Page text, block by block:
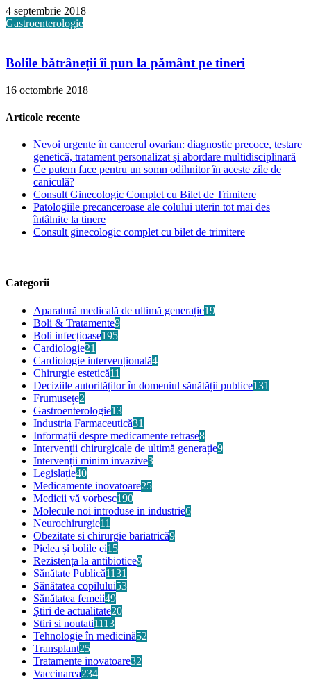
4 septembrie 2018
Gastroenterologie
Bolile bătrâneții îi pun la pământ pe tineri
16 octombrie 2018
Articole recente
Nevoi urgente în cancerul ovarian: diagnostic precoce, testare
genetică, tratament personalizat și abordare multidisciplinară
Ce putem face pentru un somn odihnitor în aceste zile de
caniculă?
Consult Ginecologic Complet cu Bilet de Trimitere
Patologiile precanceroase ale colului uterin tot mai des
întâlnite la tinere
Consult ginecologic complet cu bilet de trimitere
Categorii
Aparatură medicală de ultimă generație19
Boli & Tratamente9
Boli infecțioase195
Cardiologie21
Cardiologie intervențională4
Chirurgie estetică11
Deciziile autorităților în domeniul sănătății publice131
Frumusețe2
Gastroenterologie13
Industria Farmaceutică31
Informații despre medicamente retrase8
Intervenții chirurgicale de ultimă generație9
Intervenții minim invazive3
Legislație40
Medicamente inovatoare25
Medicii vă vorbesc190
Molecule noi introduse in industrie6
Neurochirurgie11
Obezitate si chirurgie bariatrică9
Pielea și bolile ei15
Rezistența la antibiotice9
Sănătate Publică1131
Sănătatea copilului53
Sănătatea femeii49
Știri de actualitate20
Stiri si noutati1113
Tehnologie în medicină52
Transplant25
Tratamente inovatoare32
Vaccinarea234